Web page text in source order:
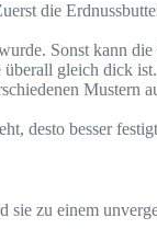
die
Sonst kann
gleich dick ist.
desto besser
zu einem